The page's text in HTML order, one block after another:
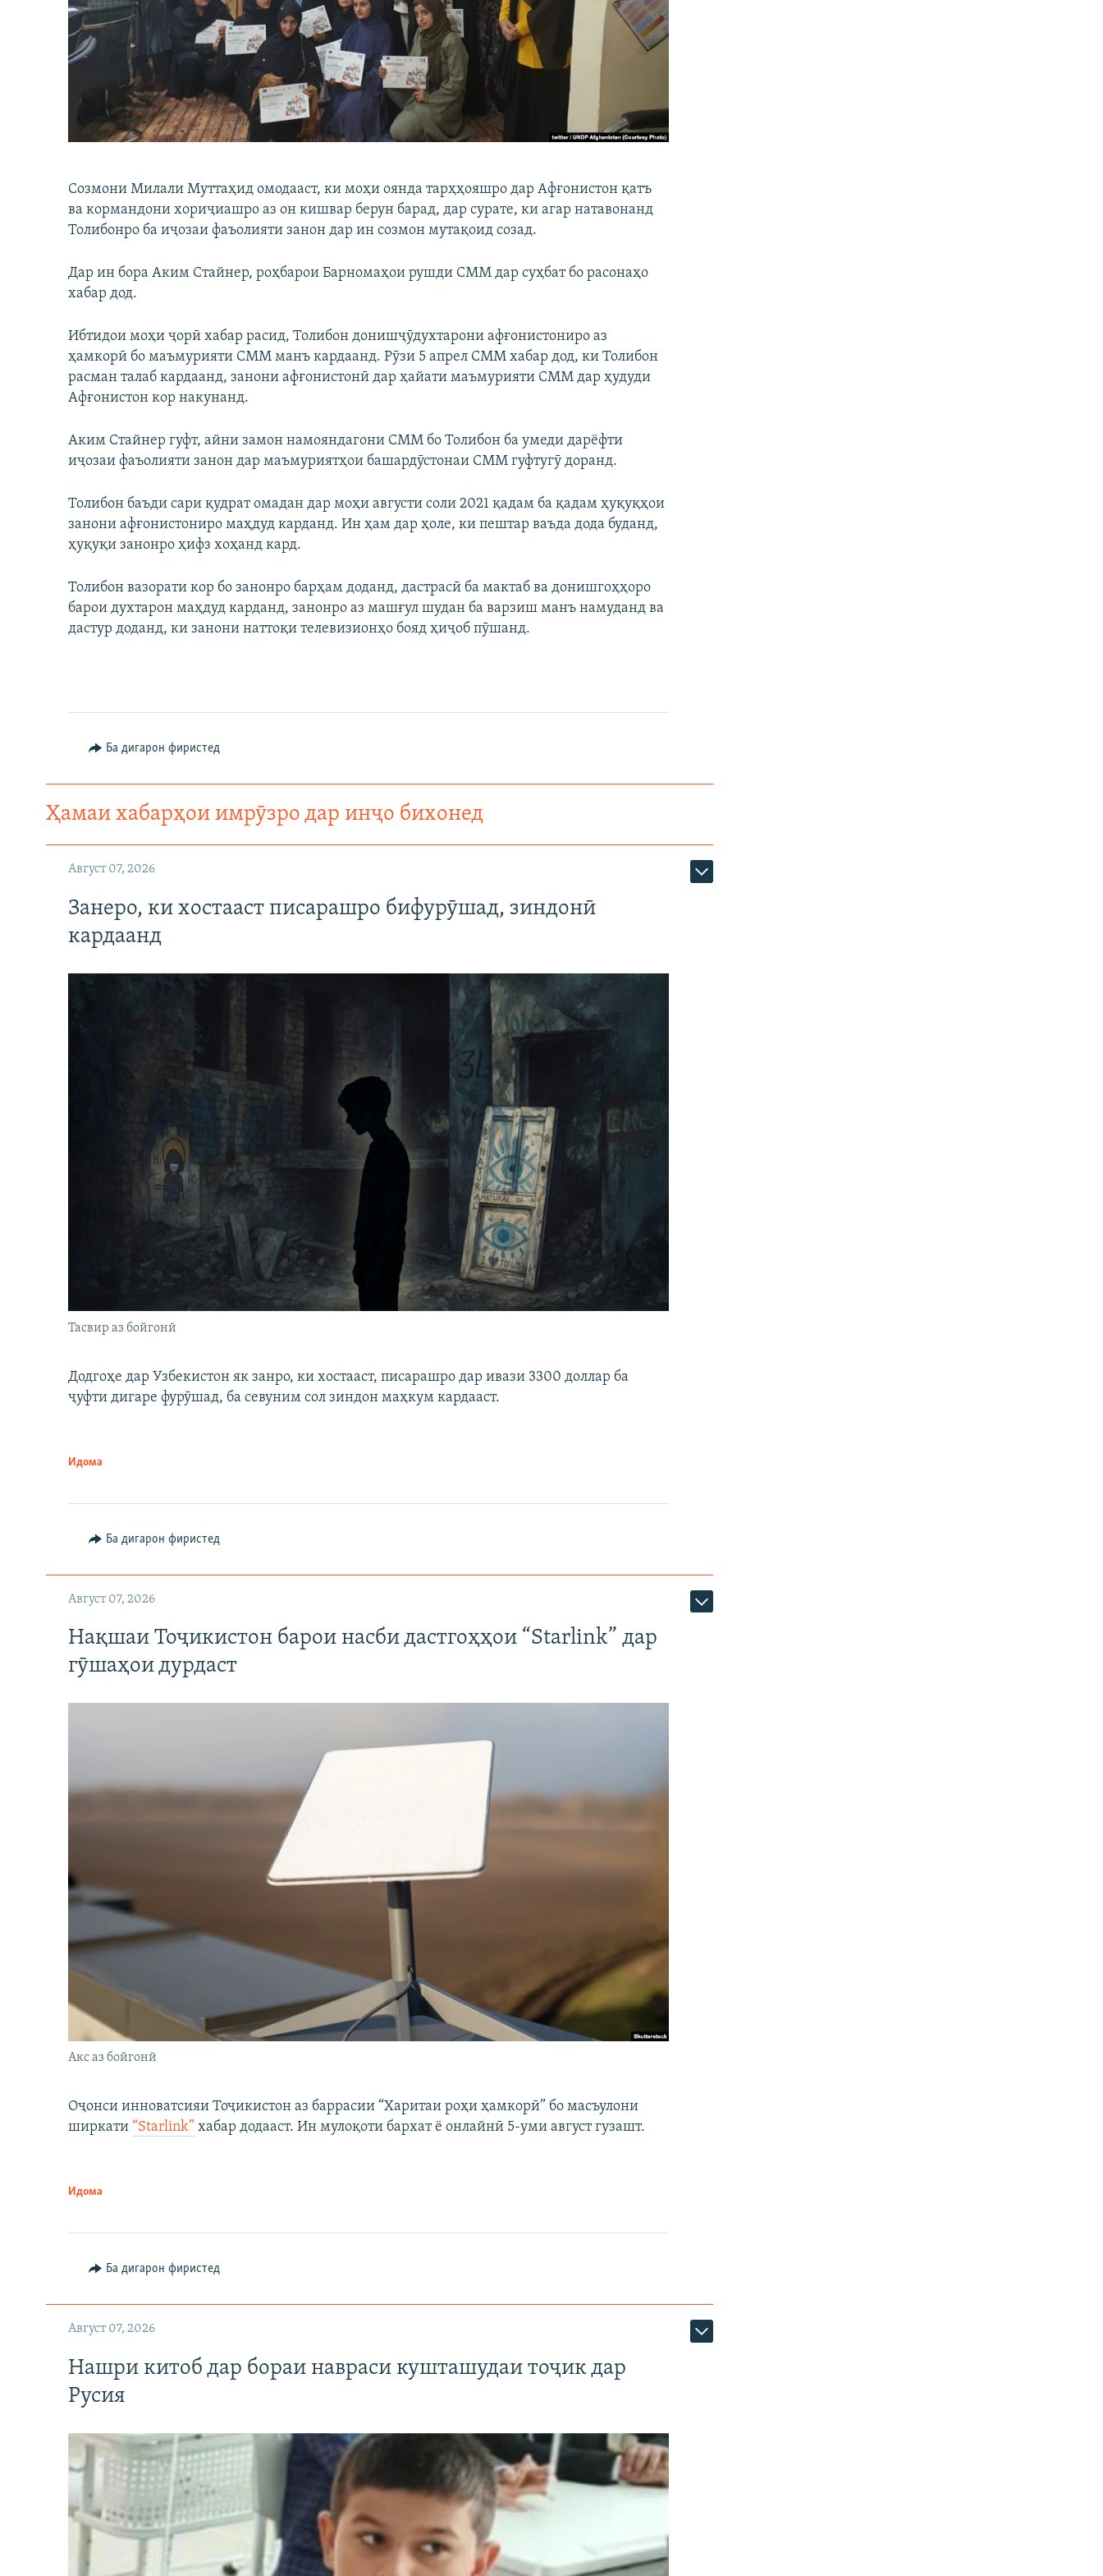
Созмони Милали Муттаҳид омодааст, ки моҳи оянда тарҳҳояшро дар Афғонистон қатъ
ва кормандони хориҷиашро аз он кишвар берун барад, дар сурате, ки агар натавонанд
Толибонро ба иҷозаи фаъолияти занон дар ин созмон мутақоид созад.
Дар ин бора Аким Стайнер, роҳбарои Барномаҳои рушди СММ дар суҳбат бо расонаҳо
хабар дод.
Ибтидои моҳи ҷорӣ хабар расид, Толибон донишҷӯдухтарони афғонистониро аз
ҳамкорӣ бо маъмурияти СММ манъ кардаанд. Рӯзи 5 апрел СММ хабар дод, ки Толибон
расман талаб кардаанд, занони афғонистонӣ дар ҳайати маъмурияти СММ дар ҳудуди
Афғонистон кор накунанд.
Аким Стайнер гуфт, айни замон намояндагони СММ бо Толибон ба умеди дарёфти
иҷозаи фаъолияти занон дар маъмуриятҳои башардӯстонаи СММ гуфтугӯ доранд.
Толибон баъди сари қудрат омадан дар моҳи августи соли 2021 қадам ба қадам ҳуқуқҳои
занони афғонистониро маҳдуд карданд. Ин ҳам дар ҳоле, ки пештар ваъда дода буданд,
ҳуқуқи занонро ҳифз хоҳанд кард.
Толибон вазорати кор бо занонро барҳам доданд, дастрасӣ ба мактаб ва донишгоҳҳоро
барои духтарон маҳдуд карданд, занонро аз машғул шудан ба варзиш манъ намуданд ва
дастур доданд, ки занони наттоқи телевизионҳо бояд ҳиҷоб пӯшанд.
Ба дигарон фиристед
Ҳамаи хабарҳои имрӯзро дар инҷо бихонед
Август 07, 2026
Занеро, ки хостааст писарашро бифурӯшад, зиндонӣ
кардаанд
Тасвир аз бойгонӣ
Додгоҳе дар Узбекистон як занро, ки хостааст, писарашро дар ивази 3300 доллар ба
ҷуфти дигаре фурӯшад, ба севуним сол зиндон маҳкум кардааст.
Идома
Ба дигарон фиристед
Август 07, 2026
Нақшаи Тоҷикистон барои насби дастгоҳҳои “Starlink” дар
гӯшаҳои дурдаст
Акс аз бойгонӣ
Оҷонси инноватсияи Тоҷикистон аз баррасии “Харитаи роҳи ҳамкорӣ” бо масъулони
ширкати “Starlink” хабар додааст. Ин мулоқоти бархат ё онлайнӣ 5-уми август гузашт.
Идома
Ба дигарон фиристед
Август 07, 2026
Нашри китоб дар бораи навраси кушташудаи тоҷик дар
Русия